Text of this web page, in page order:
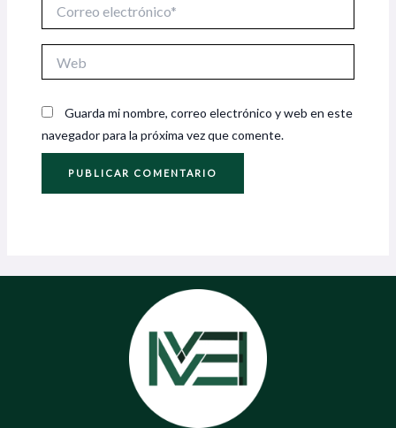
electrónico*
Guarda mi nombre, correo electrónico y web en este
navegador para la próxima vez que comente.